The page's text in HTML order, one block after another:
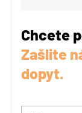
Chcete
Zašlite
dopyt.